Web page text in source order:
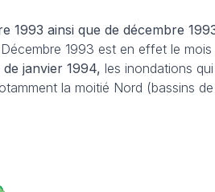
1993 ainsi que de décembre
1993 est en effet le
janvier 1994, les inondations
la moitié Nord (bassins de